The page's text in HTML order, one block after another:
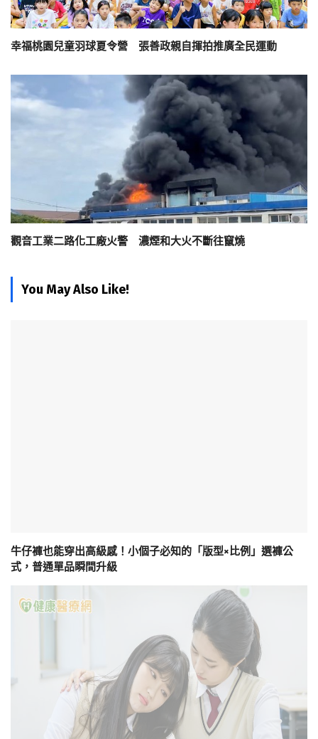
幸福桃園兒童羽球夏令營 張善政親自揮拍推廣全民運動
觀音工業二路化工廠火警 濃煙和大火不斷往竄燒
You May Also Like!
牛仔褲也能穿出高級感！小個子必知的「版型×比例」選褲公
式，普通單品瞬間升級